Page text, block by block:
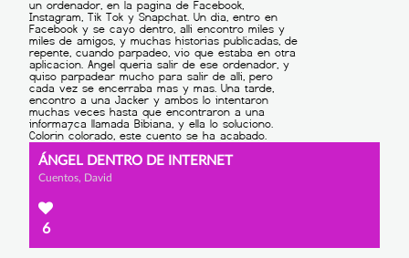
ÁNGEL DENTRO DE INTERNET
Cuentos, David
6